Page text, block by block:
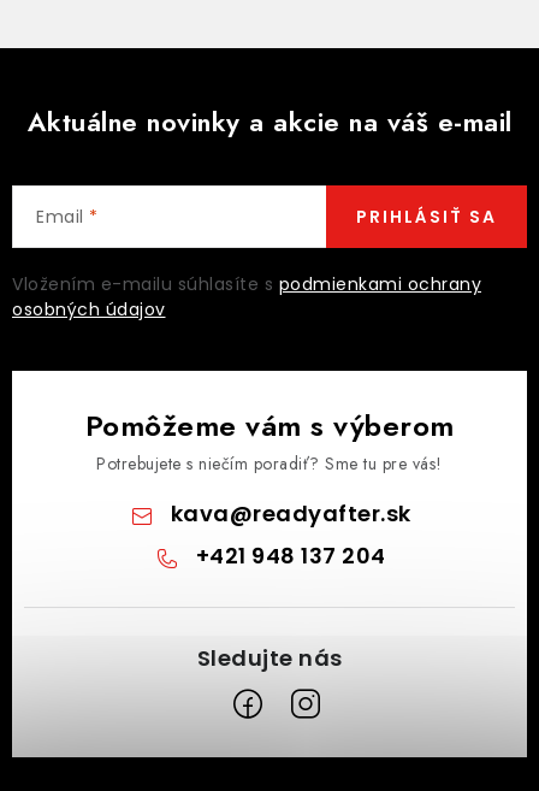
Aktuálne novinky a akcie na váš e-mail
Email
Vložením e-mailu súhlasíte s podmienkami ochrany
osobných údajov
PRIHLÁSIŤ SA
Pomôžeme vám s výberom
Potrebujete s niečím poradiť? Sme tu pre vás!
kava@readyafter.sk
+421 948 137 204